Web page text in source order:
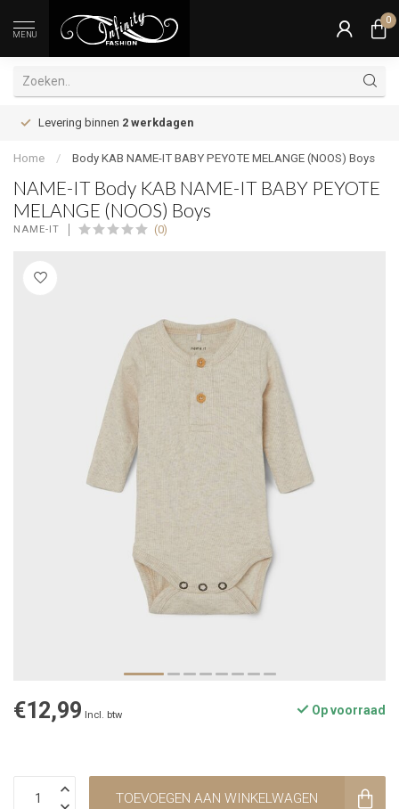
MENU
0
Levering binnen 2 werkdagen
Home / Body KAB NAME-IT BABY PEYOTE MELANGE (NOOS) Boys
NAME-IT Body KAB NAME-IT BABY PEYOTE
MELANGE (NOOS) Boys
NAME-IT (0)
€12,99 Incl. btw Op voorraad
TOEVOEGEN AAN WINKELWAGEN